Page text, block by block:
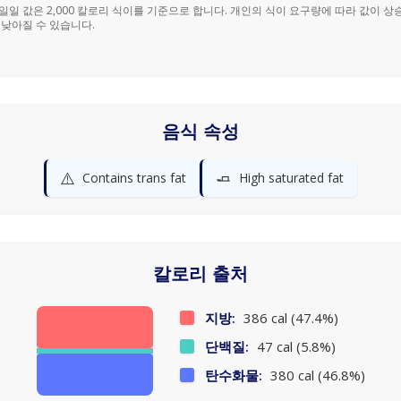
일 값은 2,000 칼로리 식이를 기준으로 합니다. 개인의 식이 요구량에 따라 값이 상
아질 수 있습니다.
음식 속성
⚠️ Contains trans fat 🧈 High saturated fat
칼로리 출처
지방: 386 cal (47.4%)
단백질: 47 cal (5.8%)
탄수화물: 380 cal (46.8%)